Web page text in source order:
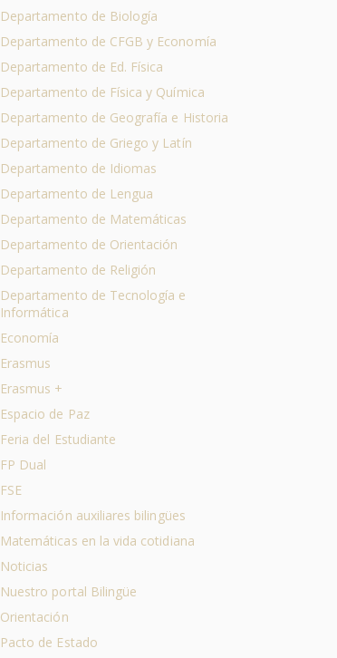
Departamento de Biología
Departamento de CFGB y Economía
Departamento de Ed. Física
Departamento de Física y Química
Departamento de Geografía e Historia
Departamento de Griego y Latín
Departamento de Idiomas
Departamento de Lengua
Departamento de Matemáticas
Departamento de Orientación
Departamento de Religión
Departamento de Tecnología e
Informática
Economía
Erasmus
Erasmus +
Espacio de Paz
Feria del Estudiante
FP Dual
FSE
Información auxiliares bilingües
Matemáticas en la vida cotidiana
Noticias
Nuestro portal Bilingüe
Orientación
Pacto de Estado